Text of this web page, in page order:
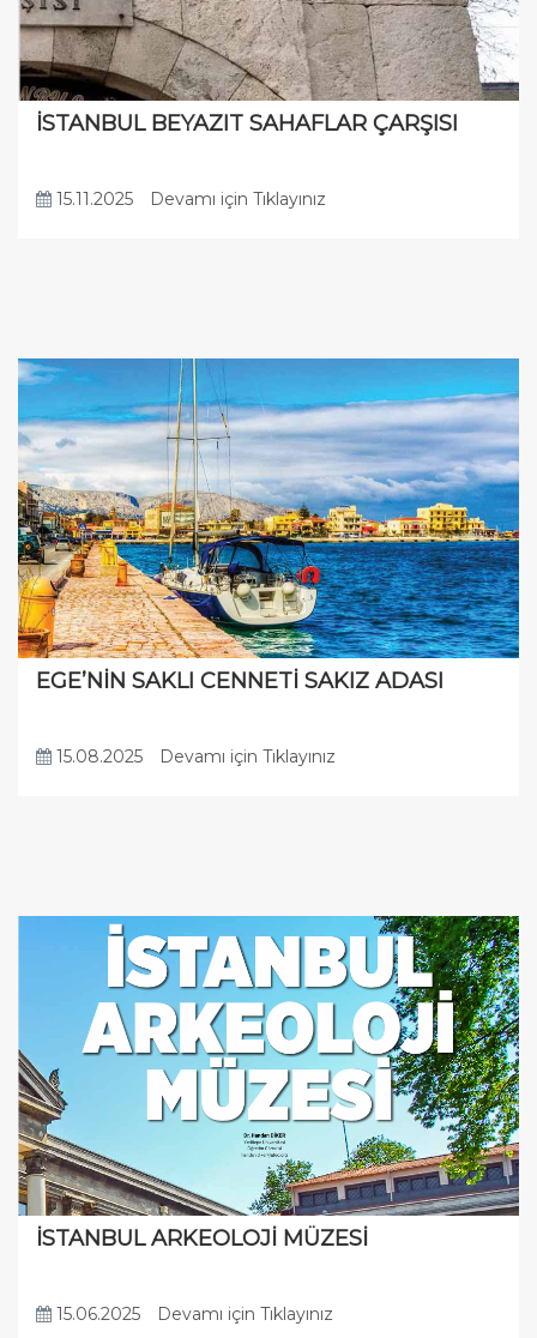
İSTANBUL BEYAZIT SAHAFLAR ÇARŞISI
15.11.2025 Devamı için Tıklayınız
EGE’NİN SAKLI CENNETİ SAKIZ ADASI
15.08.2025 Devamı için Tıklayınız
İSTANBUL ARKEOLOJİ MÜZESİ
15.06.2025 Devamı için Tıklayınız